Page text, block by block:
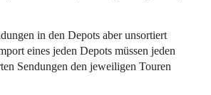
in den Depots aber unsortiert
eines jeden Depots müssen jeden
Sendungen den jeweiligen Touren